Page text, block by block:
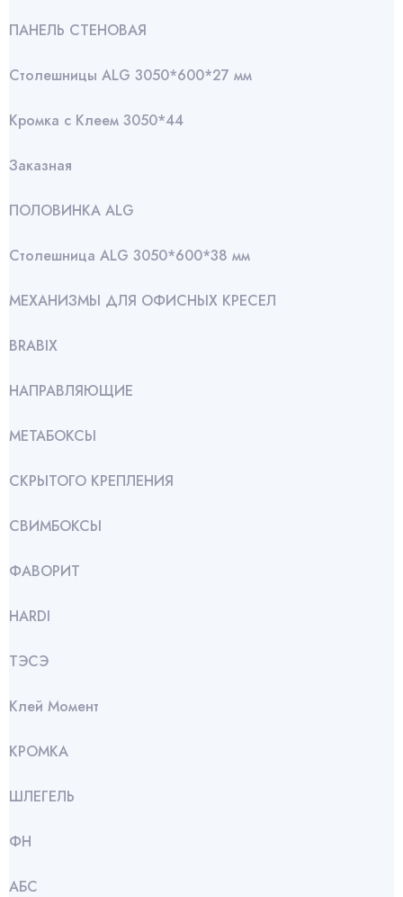
ПАНЕЛЬ СТЕНОВАЯ
Столешницы ALG 3050*600*27 мм
Кромка с Клеем 3050*44
Заказная
ПОЛОВИНКА ALG
Столешница ALG 3050*600*38 мм
МЕХАНИЗМЫ ДЛЯ ОФИСНЫХ КРЕСЕЛ
BRABIX
НАПРАВЛЯЮЩИЕ
МЕТАБОКСЫ
СКРЫТОГО КРЕПЛЕНИЯ
СВИМБОКСЫ
ФАВОРИТ
HARDI
ТЭСЭ
Клей Момент
КРОМКА
ШЛЕГЕЛЬ
ФН
АБС